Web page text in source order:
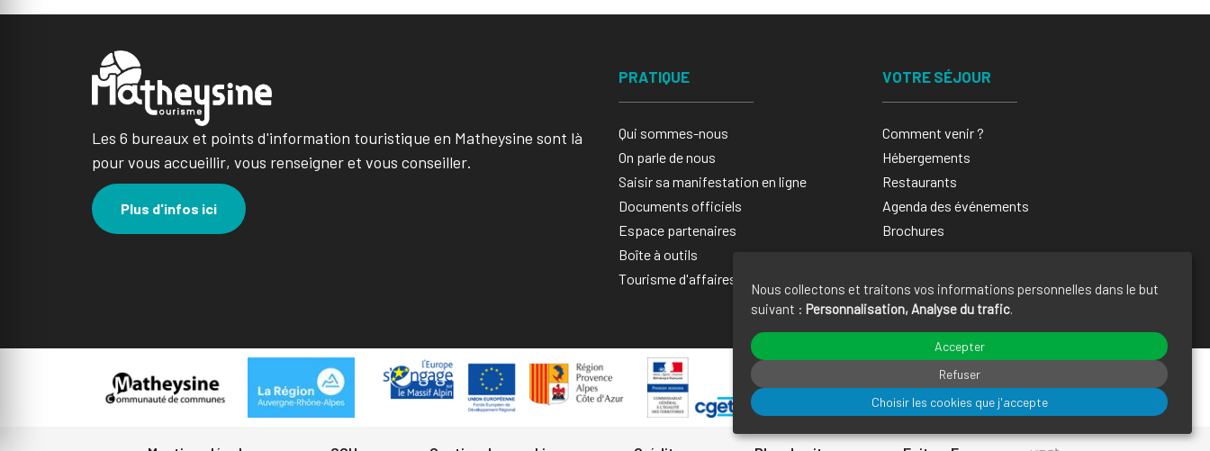
Les 6 bureaux et points d'information touristique en Matheysine sont là
pour vous accueillir, vous renseigner et vous conseiller.
Plus d'infos ici
PRATIQUE
Qui sommes-nous
On parle de nous
Saisir sa manifestation en ligne​
Documents officiels
Espace partenaires
Boîte à outils
Tourisme d'affaires
VOTRE SÉJOUR
Comment venir ?
Hébergements
Restaurants
Agenda des événements
Brochures
Nous collectons et traitons vos informations personnelles dans le but
suivant : Personnalisation, Analyse du trafic.
Accepter
Refuser
Choisir les cookies que j'accepte